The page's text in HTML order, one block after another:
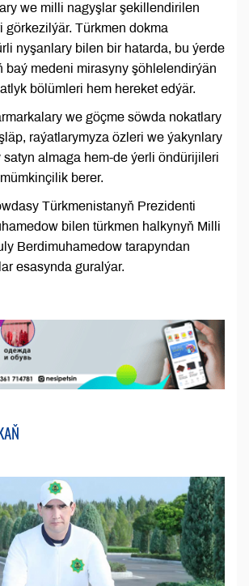
we milli nagyşlar şekillendirilen
görkezilýär. Türkmen dokma
nyşanlary bilen bir hatarda, bu ýerde
baý medeni mirasyny şöhlelendirýän
bölümleri hem hereket edýär.
we göçme söwda nokatlary
raýatlarymyza özleri we ýakynlary
satyn almaga hem-de ýerli öndürijileri
berer.
Türkmenistanyň Prezidenti
bilen türkmen halkynyň Milli
Berdimuhamedow tarapyndan
esasynda guralýar.